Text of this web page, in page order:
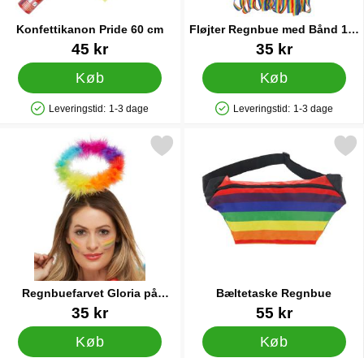
Konfettikanon Pride 60 cm
Varenr 8399345 kr
Køb
Produkttilgængelighed: På lager
Leveringstid: 1-3 dage
Fløjter Regnbue med Bånd 12-
pak
Varenr 9085535 kr
Køb
Produkttilgængelighed: På lager
Leveringstid: 1-3 dage
Regnbuefarvet Gloria på
Hårbøjle
Varenr 2137735 kr
Køb
Markér regnbuefarvet Gloria på Hårbøjle som favorit
Bæltetaske Regnbue
Varenr 9149655 kr
Køb
Markér bæltetaske